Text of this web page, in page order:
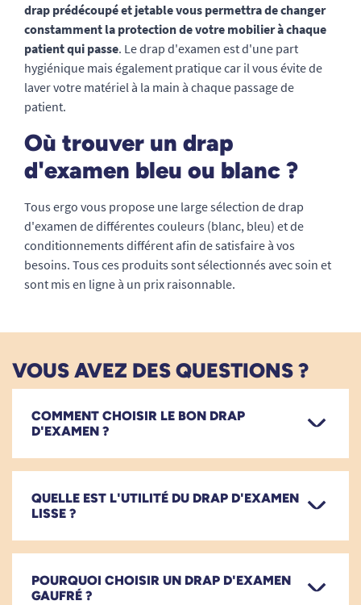
drap prédécoupé et jetable vous permettra de changer
constamment la protection de votre mobilier à chaque
patient qui passe. Le drap d'examen est d'une part
hygiénique mais également pratique car il vous évite de
laver votre matériel à la main à chaque passage de
patient.
Où trouver un drap
d'examen bleu ou blanc ?
Tous ergo vous propose une large sélection de drap
d'examen de différentes couleurs (blanc, bleu) et de
conditionnements différent afin de satisfaire à vos
besoins. Tous ces produits sont sélectionnés avec soin et
sont mis en ligne à un prix raisonnable.
VOUS AVEZ DES QUESTIONS ?
COMMENT CHOISIR LE BON DRAP
D'EXAMEN ?
QUELLE EST L'UTILITÉ DU DRAP D'EXAMEN
LISSE ?
POURQUOI CHOISIR UN DRAP D'EXAMEN
GAUFRÉ ?